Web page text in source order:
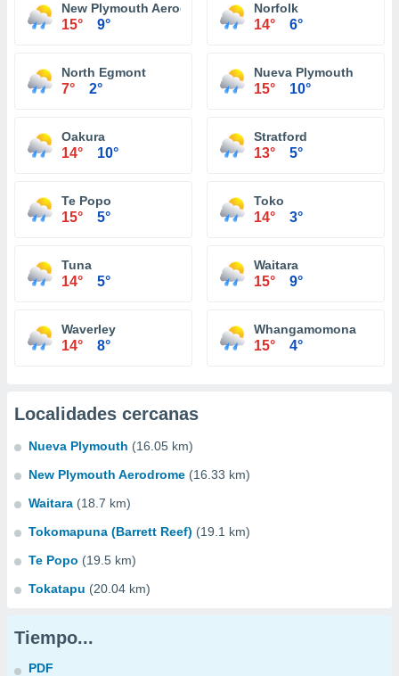
New Plymouth Aerodrome
15° 9°
Norfolk
14° 6°
North Egmont
7° 2°
Nueva Plymouth
15° 10°
Oakura
14° 10°
Stratford
13° 5°
Te Popo
15° 5°
Toko
14° 3°
Tuna
14° 5°
Waitara
15° 9°
Waverley
14° 8°
Whangamomona
15° 4°
Localidades cercanas
Nueva Plymouth (16.05 km)
New Plymouth Aerodrome (16.33 km)
Waitara (18.7 km)
Tokomapuna (Barrett Reef) (19.1 km)
Te Popo (19.5 km)
Tokatapu (20.04 km)
Tiempo...
PDF